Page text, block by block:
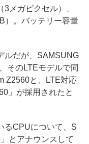
3メガピクセル）、
）。バッテリー容量
ルだが、SAMSUNG
そのLTEモデルで同
Z2560と、LTE対応
」が採用されたと
るCPUについて、S
とアナウンスして